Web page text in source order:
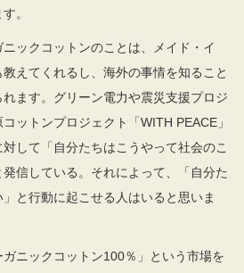
。
ックコットンのことは、メイド・イ
えてくれるし、海外の事情を知ること
ます。グリーン電力や震災支援プロジ
ットンプロジェクト「WITH PEACE」
して「自分たちはこうやって社会のこ
信している。それによって、「自分た
と行動に起こせる人はいると思いま
ニックコットン100％」という市場を